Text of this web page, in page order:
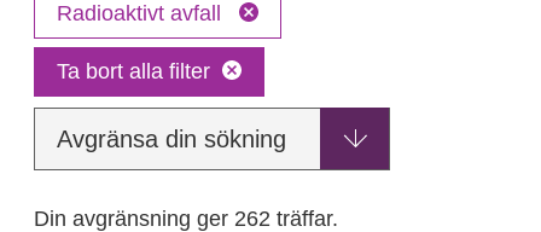
Radioaktivt avfall
Ta bort alla filter
Avgränsa din sökning
Din avgränsning ger 262 träffar.